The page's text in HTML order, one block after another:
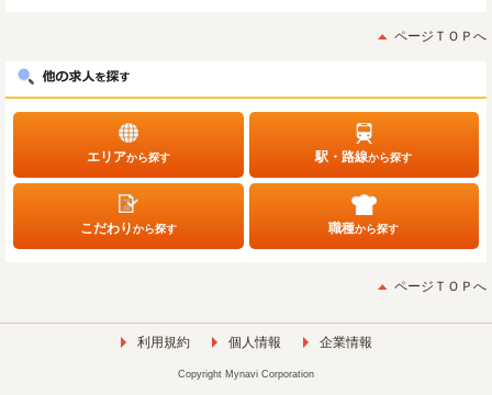
ページＴＯＰへ
エリアから探す 駅・路線から探す
こだわりから探す 職種から探す
ページＴＯＰへ
利用規約 個人情報 企業情報
Copyright Mynavi Corporation